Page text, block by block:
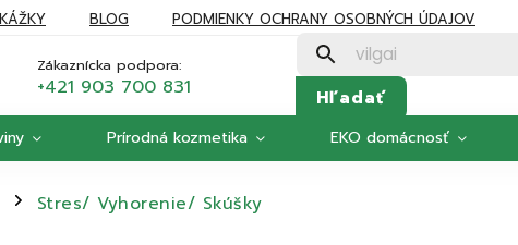
BLOG PODMIENKY OCHRANY OSOBNÝCH ÚDAJOV
Zákaznícka podpora:
+421 903 700 831 Hľadať
Prírodná kozmetika EKO domácnosť
/ Stres/ Vyhorenie/ Skúšky